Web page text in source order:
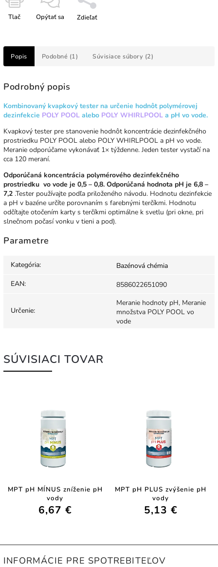
Tlač Opýtať sa Zdieľať
Popis Podobné (1) Súvisiace súbory (2)
Podrobný popis
Kombinovaný kvapkový tester na určenie hodnôt polymérovej
dezinfekcie POLY POOL alebo POLY WHIRLPOOL a pH vo vode.
Kvapkový tester pre stanovenie hodnôt koncentrácie dezinfekčného
prostriedku POLY POOL alebo POLY WHIRLPOOL a pH vo vode.
Meranie odporúčame vykonávať 1× týždenne. Jeden tester vystačí na
cca 120 meraní.
Odporúčaná koncentrácia polymérového dezinfekčného
prostriedku vo vode je 0,5 – 0,8. Odporúčaná hodnota pH je 6,8 –
7,2 .Tester používajte podľa priloženého návodu. Hodnotu dezinfekcie
a pH v bazéne určíte porovnaním s farebnými terčíkmi. Hodnotu
odčítajte otočením karty s terčíkmi optimálne k svetlu (pri okne, pri
slnečnom počasí vonku v tieni a pod).
Parametre
Kategória:
Bazénová chémia
EAN: 8586022651090
Určenie:
Meranie hodnoty pH, Meranie
množstva POLY POOL vo
vode
SÚVISIACI TOVAR
MPT pH MÍNUS zníženie pH
vody
6,67 €
MPT pH PLUS zvýšenie pH
vody
5,13 €
INFORMÁCIE PRE SPOTREBITEĽOV